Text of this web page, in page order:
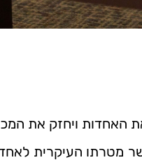
העיקרית לאחד